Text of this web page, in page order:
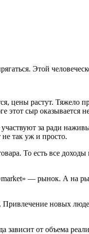
Этой
растут. Тяжело
этот сыр оказывается
за ради
так уж и просто.
То есть все
— рынок. А на
новых
зависит от объема